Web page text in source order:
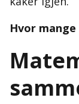
Hvor